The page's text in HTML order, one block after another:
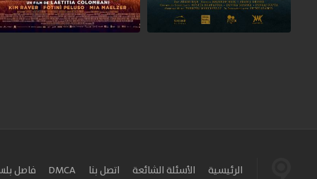
الرئيسية الأسئلة الشائعة اتصل بنا DMCA فاصل